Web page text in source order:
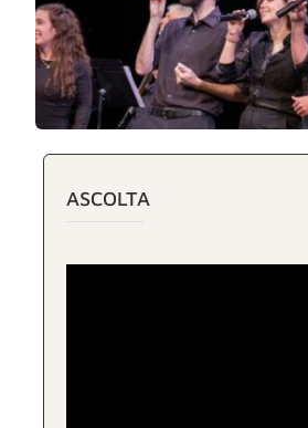
ASCOLTA